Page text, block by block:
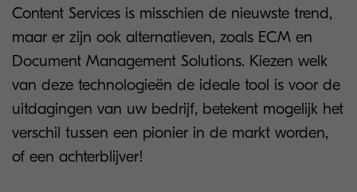
Content Services is misschien de nieuwste trend,
maar er zijn ook alternatieven, zoals ECM en
Document Management Solutions. Kiezen welk
van deze technologieën de ideale tool is voor de
uitdagingen van uw bedrijf, betekent mogelijk het
verschil tussen een pionier in de markt worden,
of een achterblijver!